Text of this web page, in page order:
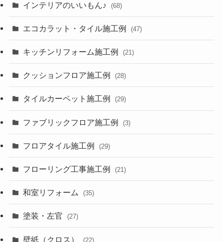
インテリアのいいもん♪ (68)
エコカラット・タイル施工例 (47)
キッチンリフォーム施工例 (21)
クッションフロア施工例 (28)
タイルカーペット施工例 (29)
ファブリックフロア施工例 (3)
フロアタイル施工例 (29)
フローリング工事施工例 (21)
和室リフォーム (35)
塗装・左官 (27)
壁紙（クロス） (22)